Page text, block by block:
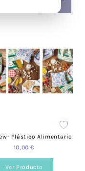
Plástico Alimentario
10,00 €
Ver Producto